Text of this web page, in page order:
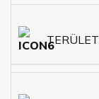
TERÜLET